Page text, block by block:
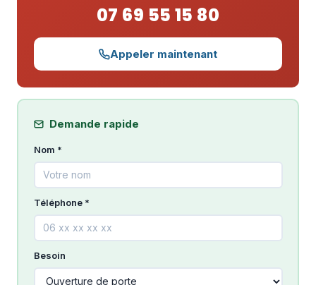
07 69 55 15 80
Appeler maintenant
Demande rapide
Nom *
Téléphone *
Besoin